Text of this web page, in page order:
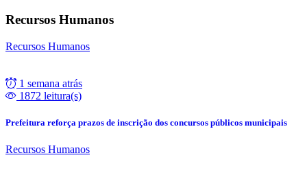
Recursos Humanos
Recursos Humanos
1 semana atrás
1872 leitura(s)
Prefeitura reforça prazos de inscrição dos concursos públicos municipais
Recursos Humanos